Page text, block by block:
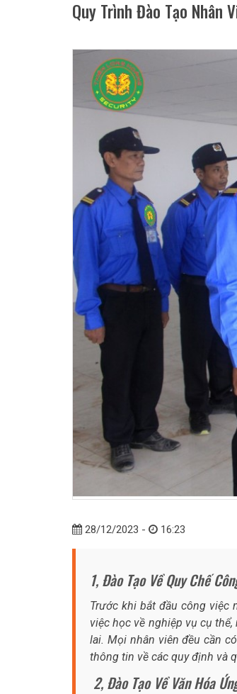
Quy Trình Đào Tạo Nhân
28/12/2023 - 16:23
1, Đào Tạo Về Quy Chế
Trước khi bắt đầu công việc
việc học về nghiệp vụ cụ
lai. Mọi nhân viên đều cần
thông tin về các quy định và
2, Đào Tạo Về Văn Hóa